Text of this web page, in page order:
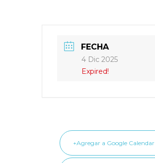
FECHA
4 Dic 2025
Expired!
+Agregar a Google Calendar